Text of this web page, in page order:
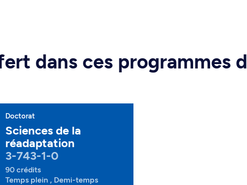
dans ces programmes
Doctorat
Sciences de la
réadaptation
3-743-1-0
90 crédits
Temps plein , Demi-temps